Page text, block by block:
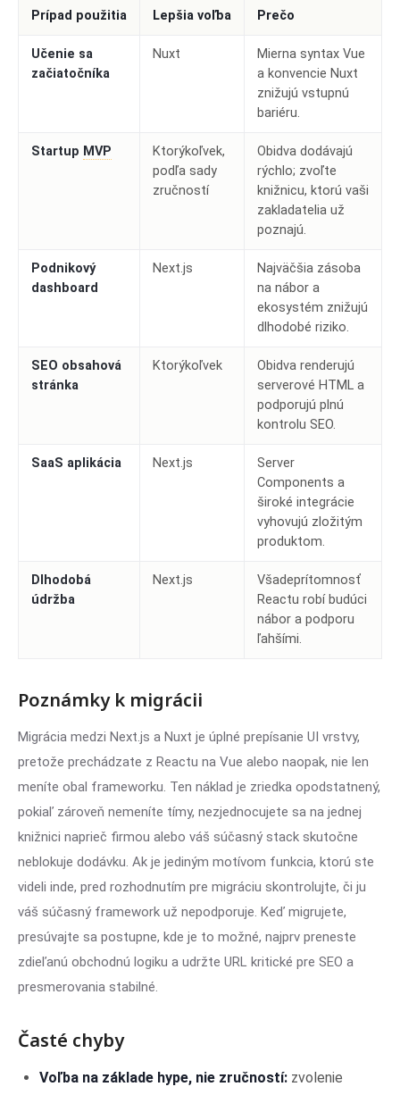
Prípad použitia Lepšia voľba Prečo
Učenie sa
začiatočníka
Nuxt
Mierna syntax Vue
a konvencie Nuxt
znižujú vstupnú
bariéru.
Startup MVP
Ktorýkoľvek,
podľa sady
zručností
Obidva dodávajú
rýchlo; zvoľte
knižnicu, ktorú vaši
zakladatelia už
poznajú.
Podnikový
dashboard
Next.js
Najväčšia zásoba
na nábor a
ekosystém znižujú
dlhodobé riziko.
SEO obsahová
stránka
Ktorýkoľvek
Obidva renderujú
serverové HTML a
podporujú plnú
kontrolu SEO.
SaaS aplikácia Next.js
Server
Components a
široké integrácie
vyhovujú zložitým
produktom.
Dlhodobá
údržba
Next.js
Všadeprítomnosť
Reactu robí budúci
nábor a podporu
ľahšími.
Poznámky k migrácii
Migrácia medzi Next.js a Nuxt je úplné prepísanie UI vrstvy,
pretože prechádzate z Reactu na Vue alebo naopak, nie len
meníte obal frameworku. Ten náklad je zriedka opodstatnený,
pokiaľ zároveň nemeníte tímy, nezjednocujete sa na jednej
knižnici naprieč firmou alebo váš súčasný stack skutočne
neblokuje dodávku. Ak je jediným motívom funkcia, ktorú ste
videli inde, pred rozhodnutím pre migráciu skontrolujte, či ju
váš súčasný framework už nepodporuje. Keď migrujete,
presúvajte sa postupne, kde je to možné, najprv preneste
zdieľanú obchodnú logiku a udržte URL kritické pre SEO a
presmerovania stabilné.
Časté chyby
Voľba na základe hype, nie zručností: zvolenie